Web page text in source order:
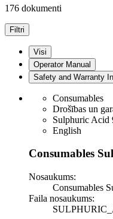
176 dokumenti
Filtri
Visi
Operator Manual
Safety and Warranty
Consumables
Drošības un
Sulphuric Acid
English
Consumables
Nosaukums:
Consumables
Faila nosaukums: